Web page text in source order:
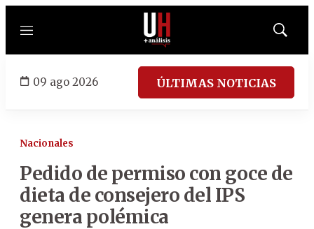
Menú
Mostrar
09 ago 2026 ÚLTIMAS NOTICIAS
Nacionales
Pedido de permiso con goce de
dieta de consejero del IPS
genera polémica